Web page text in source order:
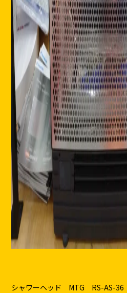
シャワーヘッド MTG RS-AS-36